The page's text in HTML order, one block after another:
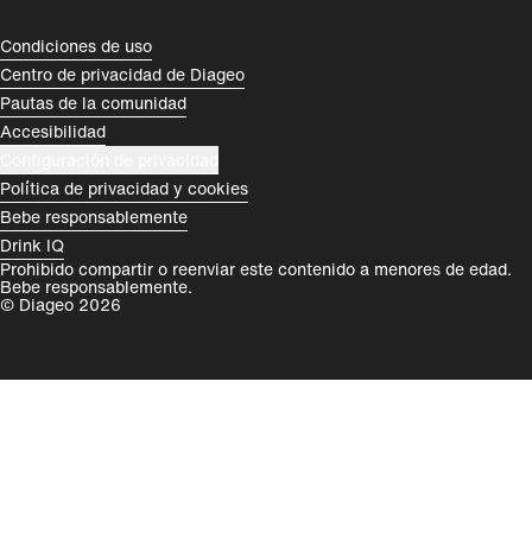
România
Rest of World
Compliance Footer
Condiciones de uso
Centro de privacidad de Diageo
Pautas de la comunidad
Accesibilidad
Política de privacidad y cookies
Bebe responsablemente
Drink IQ
Prohibido compartir o reenviar este contenido a menores de edad.
Bebe responsablemente.
© Diageo 2026